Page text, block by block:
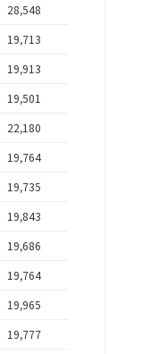
28,548
19,713
19,913
19,501
22,180
19,764
19,735
19,843
19,686
19,764
19,965
19,777